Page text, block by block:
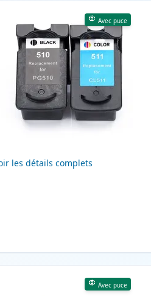
Avec puce
les détails complets
Avec puce